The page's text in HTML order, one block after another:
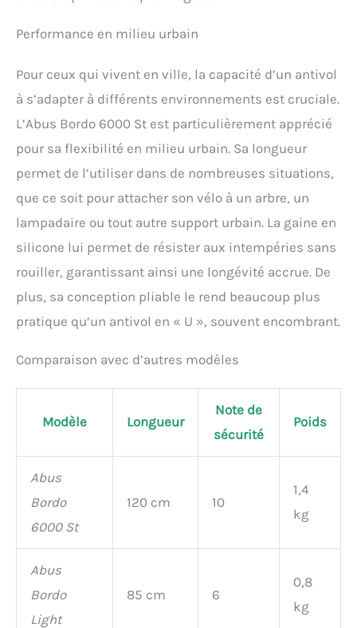
Performance en milieu urbain
Pour ceux qui vivent en ville, la capacité d’un antivol
à s’adapter à différents environnements est cruciale.
L’Abus Bordo 6000 St est particulièrement apprécié
pour sa flexibilité en milieu urbain. Sa longueur
permet de l’utiliser dans de nombreuses situations,
que ce soit pour attacher son vélo à un arbre, un
lampadaire ou tout autre support urbain. La gaine en
silicone lui permet de résister aux intempéries sans
rouiller, garantissant ainsi une longévité accrue. De
plus, sa conception pliable le rend beaucoup plus
pratique qu’un antivol en « U », souvent encombrant.
Comparaison avec d’autres modèles
Modèle Longueur
Note de
sécurité
Poids
Abus
Bordo
6000 St
120 cm 10
1,4
kg
Abus
Bordo
Light
85 cm 6
0,8
kg